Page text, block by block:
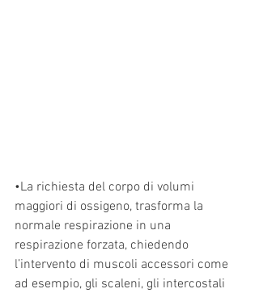
•La richiesta del corpo di volumi
maggiori di ossigeno, trasforma la
normale respirazione in una
respirazione forzata, chiedendo
l’intervento di muscoli accessori come
ad esempio, gli scaleni, gli intercostali